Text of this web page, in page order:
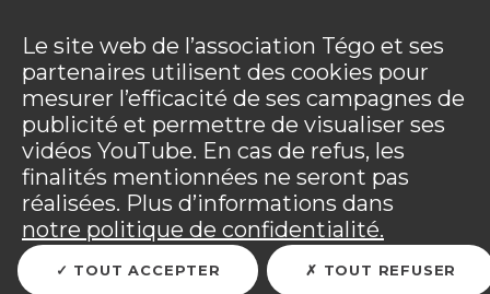
adhérents sinistrés et les personnels mobilisés.
Tous les détails dansvotre espace adhérent.
Vous êtes sur le site Tégo
Le lien social à l’épreuve
du confinement : restez
Le site web de l’association Tégo et ses
partenaires utilisent des cookies pour
mesurer l’efficacité de ses campagnes de
publicité et permettre de visualiser ses
vidéos YouTube. En cas de refus, les
finalités mentionnées ne seront pas
réalisées. Plus d’informations dans
notre politique de confidentialité.
TOUT ACCEPTER TOUT REFUSER